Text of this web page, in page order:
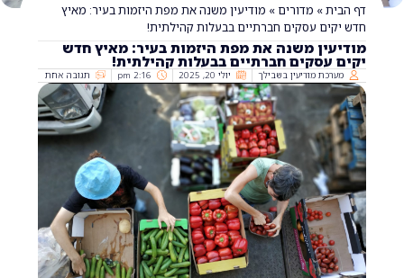
»מדורים »מודיעין משנה את מפת היזמות בעיר: מאיץ
עסקים חברתיים בבעלות קהילתית!
משנה את מפת היזמות בעיר: מאיץ חדש
חברתיים בבעלות קהילתית!
מודיעין בשבילך יולי 20, 2025 2:16 pm תגובה אחת